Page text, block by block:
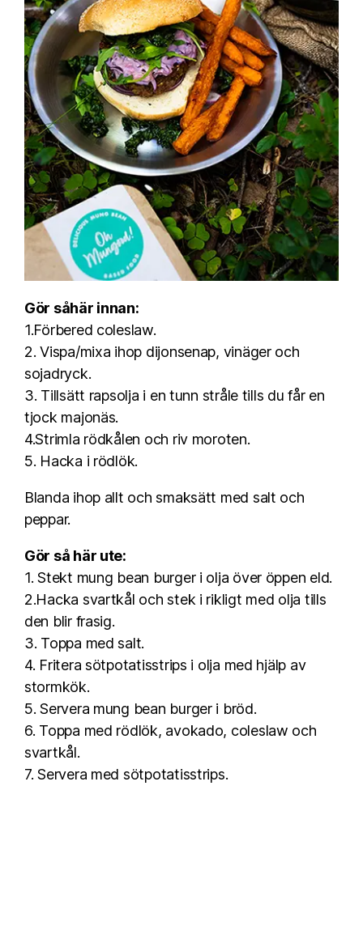
Gör såhär innan:
1.Förbered coleslaw.
2. Vispa/mixa ihop dijonsenap, vinäger och
sojadryck.
3. Tillsätt rapsolja i en tunn stråle tills du får en
tjock majonäs.
4.Strimla rödkålen och riv moroten.
5. Hacka i rödlök.
Blanda ihop allt och smaksätt med salt och
peppar.
Gör så här ute:
1. Stekt mung bean burger i olja över öppen eld.
2.Hacka svartkål och stek i rikligt med olja tills
den blir frasig.
3. Toppa med salt.
4. Fritera sötpotatisstrips i olja med hjälp av
stormkök.
5. Servera mung bean burger i bröd.
6. Toppa med rödlök, avokado, coleslaw och
svartkål.
7. Servera med sötpotatisstrips.